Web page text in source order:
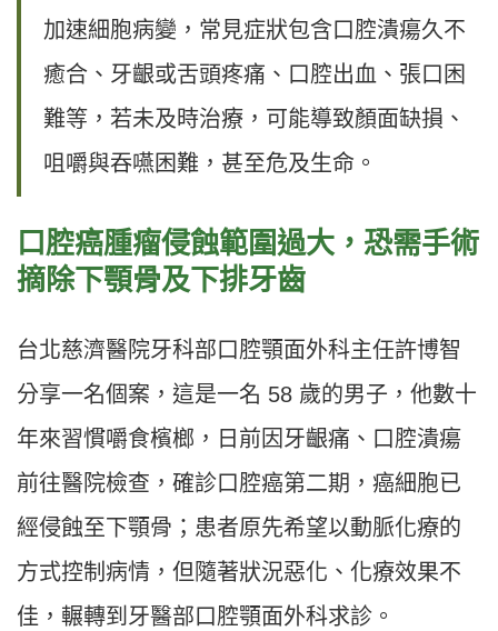
加速細胞病變，常見症狀包含口腔潰瘍久不
癒合、牙齦或舌頭疼痛、口腔出血、張口困
難等，若未及時治療，可能導致顏面缺損、
咀嚼與吞嚥困難，甚至危及生命。
口腔癌腫瘤侵蝕範圍過大，恐需手術
摘除下顎骨及下排牙齒
台北慈濟醫院牙科部口腔顎面外科主任許博智
分享一名個案，這是一名 58 歲的男子，他數十
年來習慣嚼食檳榔，日前因牙齦痛、口腔潰瘍
前往醫院檢查，確診口腔癌第二期，癌細胞已
經侵蝕至下顎骨；患者原先希望以動脈化療的
方式控制病情，但隨著狀況惡化、化療效果不
佳，輾轉到牙醫部口腔顎面外科求診。